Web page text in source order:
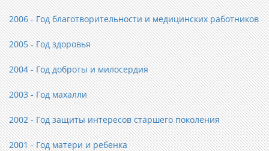
2006 - Год благотворительности и медицинских работников
2005 - Год здоровья
2004 - Год доброты и милосердия
2003 - Год махалли
2002 - Год защиты интересов старшего поколения
2001 - Год матери и ребенка